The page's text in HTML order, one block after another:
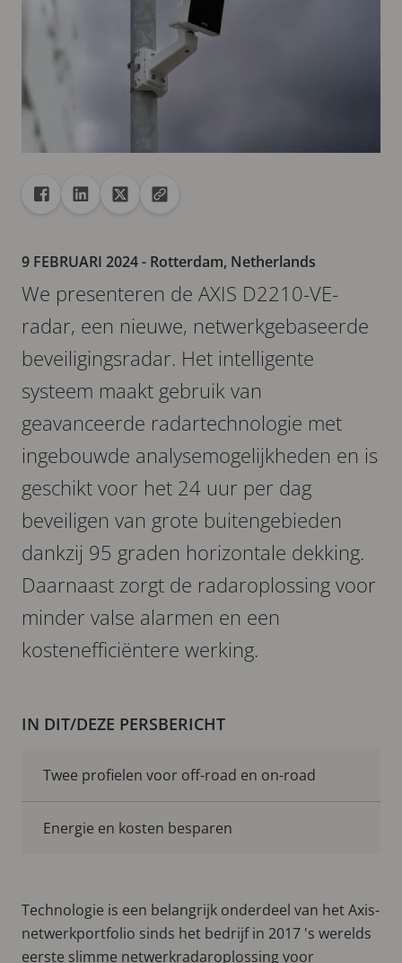
DelenDeel met Facebook
Deel met Linkedin
Deel met XURL naar klembord kopiëren
9 FEBRUARI 2024- Rotterdam, Netherlands
We presenteren de AXIS D2210-VE-
radar, een nieuwe, netwerkgebaseerde
beveiligingsradar. Het intelligente
systeem maakt gebruik van
geavanceerde radartechnologie met
ingebouwde analysemogelijkheden en is
geschikt voor het 24 uur per dag
beveiligen van grote buitengebieden
dankzij 95 graden horizontale dekking.
Daarnaast zorgt de radaroplossing voor
minder valse alarmen en een
kostenefficiëntere werking.
IN DIT/DEZE PERSBERICHT
Twee profielen voor off-road en on-road
Energie en kosten besparen
Technologie is een belangrijk onderdeel van het Axis-
netwerkportfolio sinds het bedrijf in 2017 's werelds
eerste slimme netwerkradaroplossing voor